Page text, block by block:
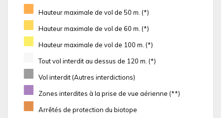
■ Hauteur maximale de vol de 50 m. (*)
■ Hauteur maximale de vol de 60 m. (*)
■ Hauteur maximale de vol de 100 m. (*)
Tout vol interdit au dessus de 120 m. (*)
■ Vol interdit (Autres interdictions)
■ Zones interdites à la prise de vue aérienne (**)
■ Arrêtés de protection du biotope